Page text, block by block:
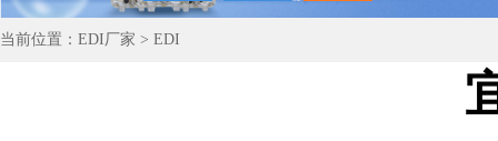
当前位置： EDI厂家 > EDI